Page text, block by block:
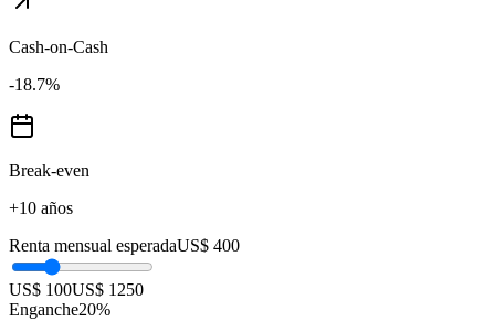
Cash-on-Cash
-18.7%
Break-even
+10 años
Renta mensual esperadaUS$ 400
US$ 100US$ 1250
Enganche20%